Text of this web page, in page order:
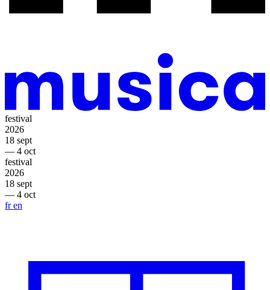
festival
2026
18 sept
— 4 oct
festival
2026
18 sept
— 4 oct
fren